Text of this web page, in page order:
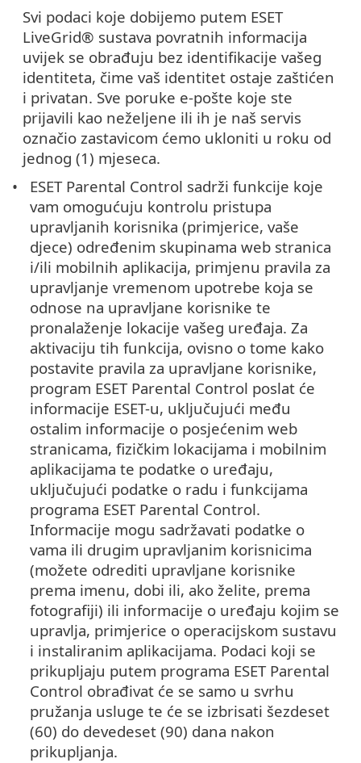
Svi podaci koje dobijemo putem ESET
LiveGrid® sustava povratnih informacija
uvijek se obrađuju bez identifikacije vašeg
identiteta, čime vaš identitet ostaje zaštićen
i privatan. Sve poruke e-pošte koje ste
prijavili kao neželjene ili ih je naš servis
označio zastavicom ćemo ukloniti u roku od
jednog (1) mjeseca.
ESET Parental Control sadrži funkcije koje
vam omogućuju kontrolu pristupa
upravljanih korisnika (primjerice, vaše
djece) određenim skupinama web stranica
i/ili mobilnih aplikacija, primjenu pravila za
upravljanje vremenom upotrebe koja se
odnose na upravljane korisnike te
pronalaženje lokacije vašeg uređaja. Za
aktivaciju tih funkcija, ovisno o tome kako
postavite pravila za upravljane korisnike,
program ESET Parental Control poslat će
informacije ESET-u, uključujući među
ostalim informacije o posjećenim web
stranicama, fizičkim lokacijama i mobilnim
aplikacijama te podatke o uređaju,
uključujući podatke o radu i funkcijama
programa ESET Parental Control.
Informacije mogu sadržavati podatke o
vama ili drugim upravljanim korisnicima
(možete odrediti upravljane korisnike
prema imenu, dobi ili, ako želite, prema
fotografiji) ili informacije o uređaju kojim se
upravlja, primjerice o operacijskom sustavu
i instaliranim aplikacijama. Podaci koji se
prikupljaju putem programa ESET Parental
Control obrađivat će se samo u svrhu
pružanja usluge te će se izbrisati šezdeset
(60) do devedeset (90) dana nakon
prikupljanja.